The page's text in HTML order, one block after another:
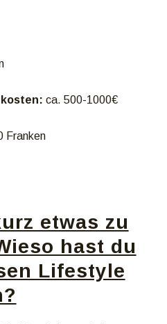
ca. 500-1000€
Franken
etwas zu
hast du
Lifestyle